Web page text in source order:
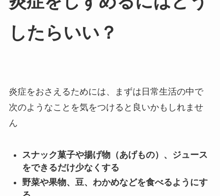
したらいい？
炎症をおさえるためには、まずは日常生活の中で
次のようなことを気をつけると良いかもしれませ
ん
スナック菓子や揚げ物（あげもの）、ジュース
をできるだけ少なくする
野菜や果物、豆、わかめなどを食べるようにす